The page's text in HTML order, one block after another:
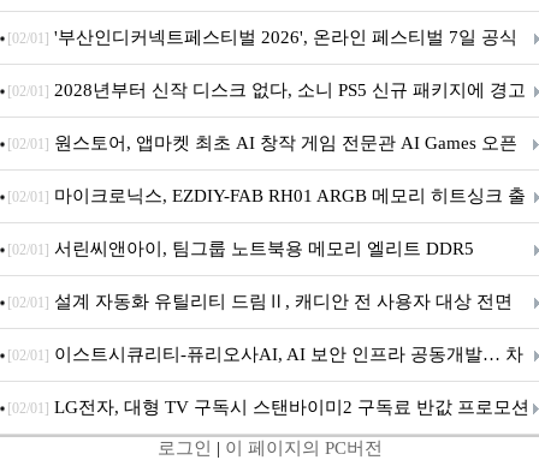
퍼 대기
[02/01] '부산인디커넥트페스티벌 2026', 온라인 페스티벌 7일 공식
개막... 22일간 진행
[02/01] 2028년부터 신작 디스크 없다, 소니 PS5 신규 패키지에 경고
문 추가
[02/01] 원스토어, 앱마켓 최초 AI 창작 게임 전문관 AI Games 오픈
[02/01] 마이크로닉스, EZDIY-FAB RH01 ARGB 메모리 히트싱크 출
시
[02/01] 서린씨앤아이, 팀그룹 노트북용 메모리 엘리트 DDR5
5600MHz 16GB 출시
[02/01] 설계 자동화 유틸리티 드림Ⅱ, 캐디안 전 사용자 대상 전면
무상 배포
[02/01] 이스트시큐리티-퓨리오사AI, AI 보안 인프라 공동개발… 차
세대 AI 보안 플랫폼 구축
[02/01] LG전자, 대형 TV 구독시 스탠바이미2 구독료 반값 프로모션
로그인 | 이 페이지의 PC버전